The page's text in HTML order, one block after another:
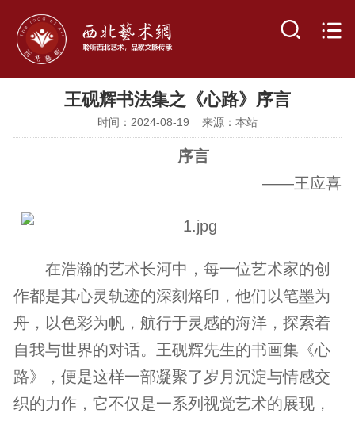
王砚辉书法集之《心路》序言
时间：2024-08-19 来源：本站
序言
——王应喜
在浩瀚的艺术长河中，每一位艺术家的创
作都是其心灵轨迹的深刻烙印，他们以笔墨为
舟，以色彩为帆，航行于灵感的海洋，探索着
自我与世界的对话。王砚辉先生的书画集《心
路》，便是这样一部凝聚了岁月沉淀与情感交
织的力作，它不仅是一系列视觉艺术的展现，